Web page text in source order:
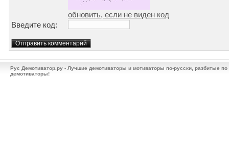
обновить, если не виден код
Введите код:
Рус Демотиватор.ру - Лучшие демотиваторы и мотиваторы по-русски, разбитые
демотиваторы!